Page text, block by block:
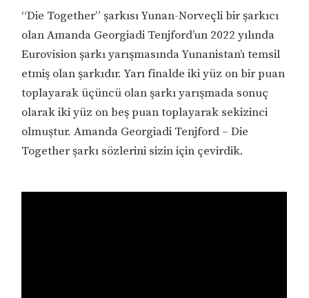
“Die Together” şarkısı Yunan-Norveçli bir şarkıcı
olan Amanda Georgiadi Tenjford’un 2022 yılında
Eurovision şarkı yarışmasında Yunanistan’ı temsil
etmiş olan şarkıdır. Yarı finalde iki yüz on bir puan
toplayarak üçüncü olan şarkı yarışmada sonuç
olarak iki yüz on beş puan toplayarak sekizinci
olmuştur. Amanda Georgiadi Tenjford – Die
Together şarkı sözlerini sizin için çevirdik.